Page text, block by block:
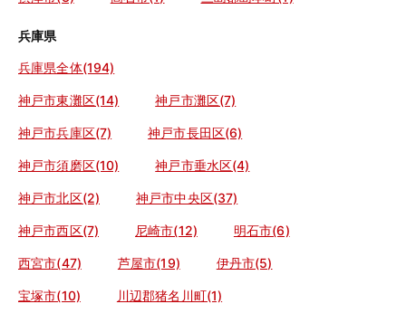
兵庫県
兵庫県全体(194)
神戸市東灘区(14) 神戸市灘区(7)
神戸市兵庫区(7) 神戸市長田区(6)
神戸市須磨区(10) 神戸市垂水区(4)
神戸市北区(2) 神戸市中央区(37)
神戸市西区(7) 尼崎市(12) 明石市(6)
西宮市(47) 芦屋市(19) 伊丹市(5)
宝塚市(10) 川辺郡猪名川町(1)